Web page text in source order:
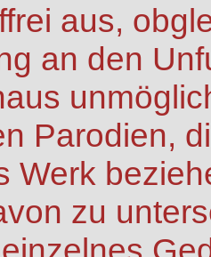
aus,
an den
Parodien,
Werk
zu